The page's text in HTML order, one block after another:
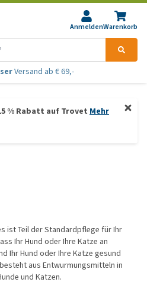
AnmeldenWarenkorb
Versand ab € 69,-
% Rabatt auf Trovet Mehr
ist Teil der Standardpflege für Ihr
Ihr Hund oder Ihre Katze an
Ihr Hund oder Ihre Katze gesund
aus Entwurmungsmitteln in
und Katzen.